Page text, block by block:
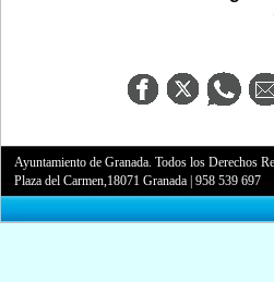
Ayuntamiento de Granada. Todos los Derechos
Plaza del Carmen,18071 Granada |958 539 697